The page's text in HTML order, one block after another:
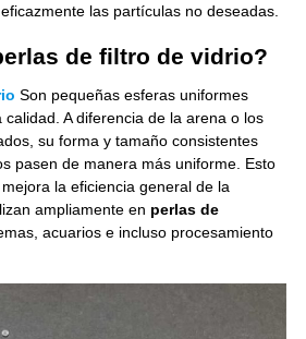
las partículas no deseadas.
de filtro de vidrio?
Son pequeñas esferas uniformes
A diferencia de la arena o los
su forma y tamaño consistentes
pasen de manera más uniforme. Esto
la eficiencia general de la
ampliamente en perlas de
acuarios e incluso procesamiento